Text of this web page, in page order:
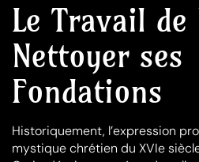
Le Travail de
Nettoyer ses
Fondations
Historiquement, l’expression
mystique chrétien du XVIe